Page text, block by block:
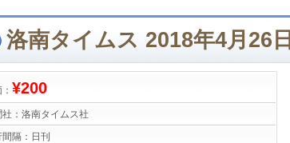
洛南タイムス 2018年4月26日
¥200
： 洛南タイムス社
隔： 日刊